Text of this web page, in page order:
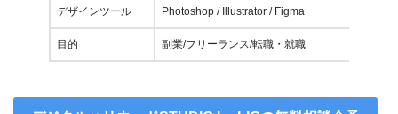
デザインツール Photoshop / Illustrator / Figma
目的 副業/フリーランス/転職・就職